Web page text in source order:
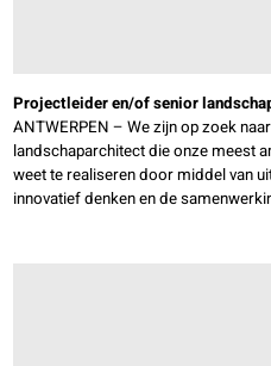
Projectleider en/of senior
ANTWERPEN – We zijn op zoek
landschaparchitect die onze meest
weet te realiseren door middel van
innovatief denken en de